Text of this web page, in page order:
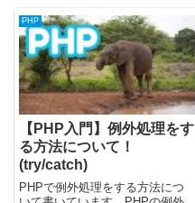
PHP
【PHP入門】例外処理をす
る方法について！
(try/catch)
PHPで例外処理をする方法につ